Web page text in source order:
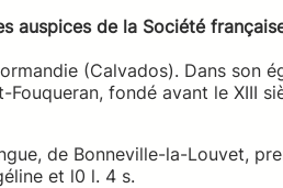
auspices de la Société
(Calvados). Dans son
fondé avant le XIII
de Bonneville-la-Louvet,
et l0 l. 4 s.